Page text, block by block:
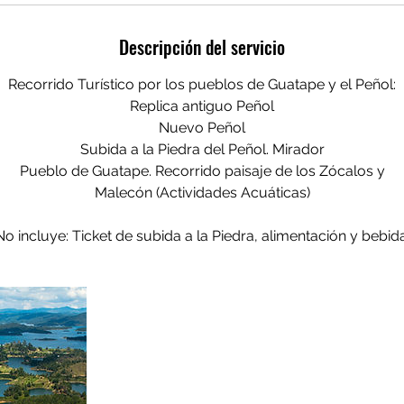
Descripción del servicio
Recorrido Turístico por los pueblos de Guatape y el Peñol:
Replica antiguo Peñol
Nuevo Peñol
Subida a la Piedra del Peñol. Mirador
Pueblo de Guatape. Recorrido paisaje de los Zócalos y
Malecón (Actividades Acuáticas)
incluye: Ticket de subida a la Piedra, alimentación y